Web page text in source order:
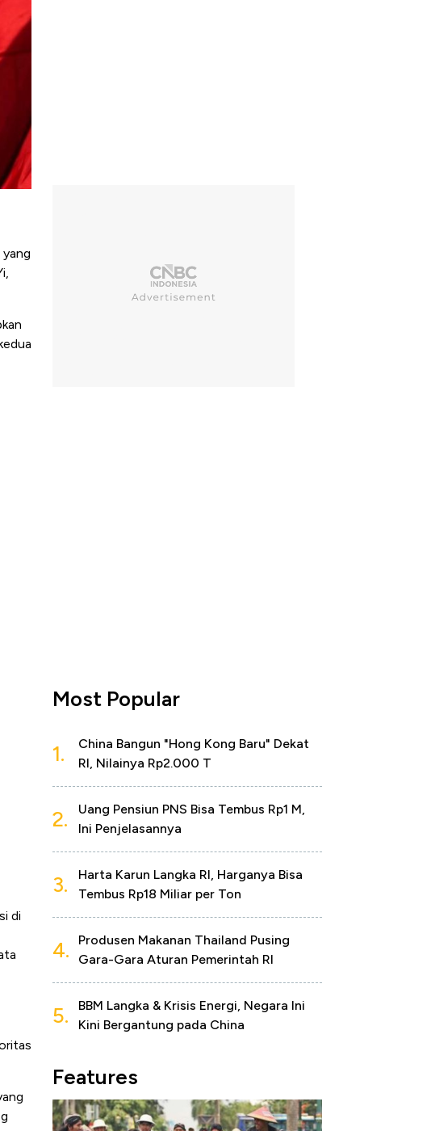
di
Most Popular
1.
China Bangun "Hong Kong Baru" Dekat
RI, Nilainya Rp2.000 T
2.
Uang Pensiun PNS Bisa Tembus Rp1 M,
Ini Penjelasannya
3.
Harta Karun Langka RI, Harganya Bisa
Tembus Rp18 Miliar per Ton
4.
Produsen Makanan Thailand Pusing
Gara-Gara Aturan Pemerintah RI
5.
BBM Langka & Krisis Energi, Negara Ini
Kini Bergantung pada China
Features